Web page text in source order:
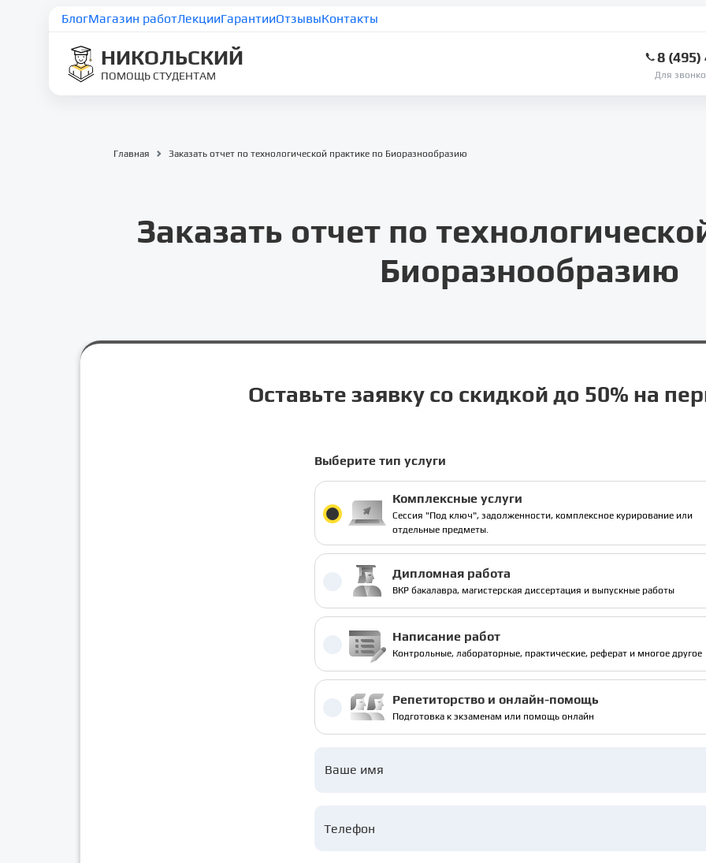
БлогМагазин работЛекцииГарантииОтзывыКонтакты
НИКОЛЬСКИЙ
ПОМОЩЬ СТУДЕНТАМ
8 (495)
Для
Главная Заказать отчет по технологической практике по Биоразнообразию
Заказать отчет по
Биоразнообразию
Оставьте заявку со скидкой до 50% на
Выберите тип услуги
Комплексные услуги
Сессия "Под ключ", задолженности, комплексное курирование или
отдельные предметы.
Дипломная работа
ВКР бакалавра, магистерская диссертация и выпускные работы
Написание работ
Контрольные, лабораторные, практические, реферат и многое другое
Репетиторство и онлайн-помощь
Подготовка к экзаменам или помощь онлайн
Ваше имя